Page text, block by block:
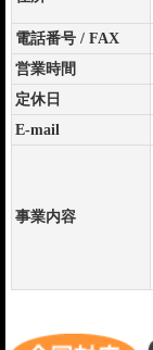
電話番号 / FAX
営業時間
定休日
E-mail
事業内容